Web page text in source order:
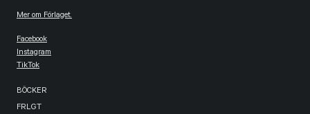
Mer om Förlaget.
Facebook
Instagram
TikTok
BÖCKER
FRLGT